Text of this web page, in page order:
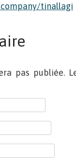
tinallagi
pas publiée.